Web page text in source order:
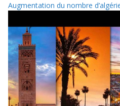
Augmentation du nombre